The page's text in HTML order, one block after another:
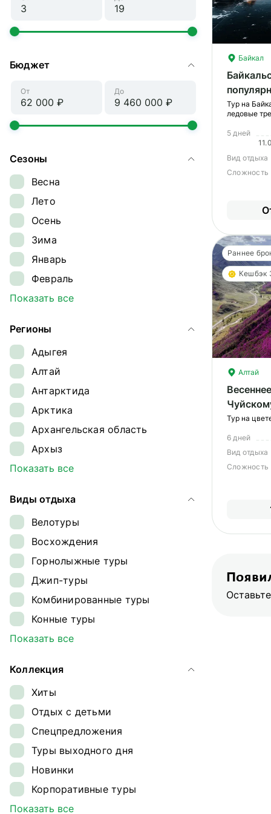
Бюджет
От До
Сезоны
Весна
Лето
Осень
Зима
Январь
Февраль
Март
Май
Июнь
Июль
Август
Сентябрь
Октябрь
Ноябрь
Декабрь
Показать все
Регионы
Адыгея
Алтай
Антарктида
Арктика
Архангельская область
Архыз
Байкал
Восточный Саян
Дагестан
Ингушетия
Кавказ
Камчатка
Карелия
Кольский полуостров
Командорские острова
Приэльбрусье
Сахалин и Курильские острова
Северная Осетия
Сибирь
Показать все
Виды отдыха
Велотуры
Восхождения
Горнолыжные туры
Джип-туры
Комбинированные туры
Конные туры
Круизы
Ретрит-туры
Сплавы
Треккинг
Туры на квадроциклах
Туры на снегоходах
Туры на собачьих упряжках
Экспедиции
Показать все
Коллекция
Хиты
Отдых с детьми
Спецпредложения
Туры выходного дня
Новинки
Корпоративные туры
Гастрономические туры
Показать все
Байкал
Тур на
ледовые
железной
5 дней
Вид отдыха
Сложность
Раннее
Кешбэк
Алтай
Тур на
6 дней
Вид отдыха
Сложность